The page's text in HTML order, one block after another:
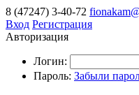
8 (47247) 3-40-72
Вход Регистрация
Авторизация
Логин:
Пароль: Забыли